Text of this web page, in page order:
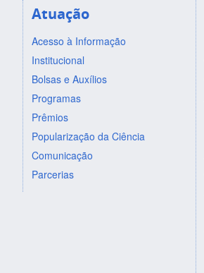
Atuação
Acesso à Informação
Institucional
Bolsas e Auxílios
Programas
Prêmios
Popularização da Ciência
Comunicação
Parcerias